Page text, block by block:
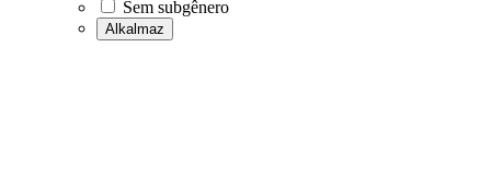
Sem subgênero
Alkalmaz